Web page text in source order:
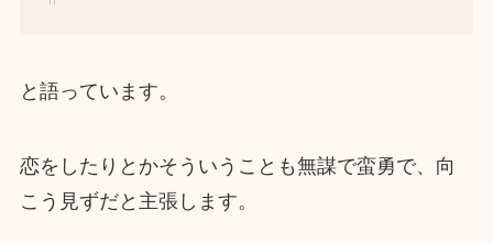
と語っています。
恋をしたりとかそういうことも無謀で蛮勇で、向
こう見ずだと主張します。